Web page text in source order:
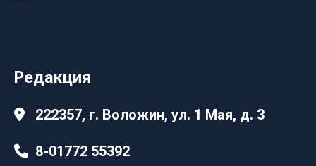
Редакция
222357, г. Воложин, ул. 1 Мая, д. 3
8-01772 55392